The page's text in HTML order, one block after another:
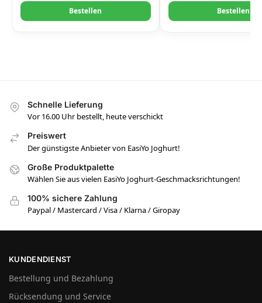
Bestellen Bestellen
Schnelle Lieferung
Vor 16.00 Uhr bestellt, heute verschickt
Preiswert
Der günstigste Anbieter von EasiYo Joghurt!
Große Produktpalette
Wählen Sie aus vielen EasiYo Joghurt-Geschmacksrichtungen!
100% sichere Zahlung
Paypal / Mastercard / Visa / Klarna / Giropay
KUNDENDIENST
Bestellung und Bezahlung
Rücksendung und Service